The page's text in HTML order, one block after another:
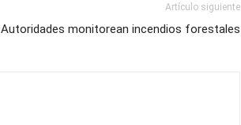
Artículo siguiente
Autoridades monitorean incendios forestales